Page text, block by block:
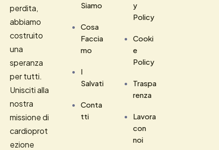
perdita,
abbiamo
costruito
una
speranza
per tutti.
Unisciti alla
nostra
missione di
cardioprot
ezione
Siamo
Cosa
Faccia
mo
I
Salvati
Conta
tti
y
Policy
Cooki
e
Policy
Traspa
renza
Lavora
con
noi